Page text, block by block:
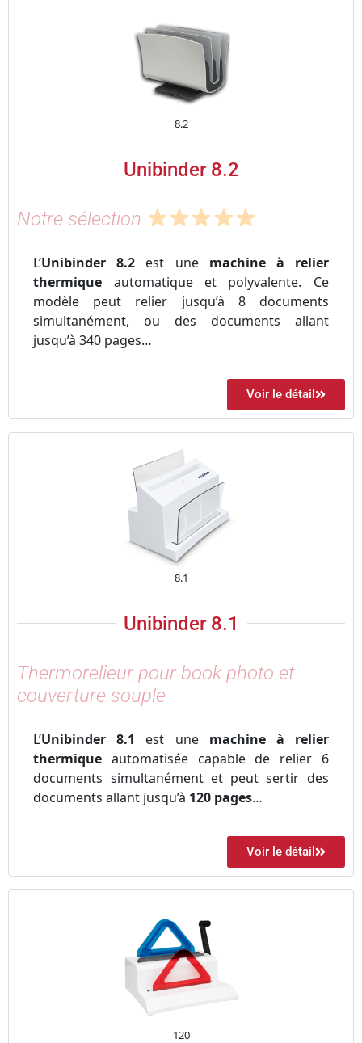
8.2
Unibinder 8.2
Notre sélection
L’Unibinder 8.2 est une machine à relier
thermique automatique et polyvalente. Ce
modèle peut relier jusqu’à 8 documents
simultanément, ou des documents allant
jusqu’à 340 pages…
Voir le détail
8.1
Unibinder 8.1
Thermorelieur pour book photo et
couverture souple
L’Unibinder 8.1 est une machine à relier
thermique automatisée capable de relier 6
documents simultanément et peut sertir des
documents allant jusqu’à 120 pages…
Voir le détail
120